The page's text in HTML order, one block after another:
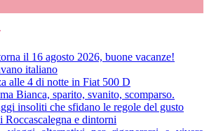
il 16 agosto 2026, buone vacanze!
italiano
alle 4 di notte in Fiat 500 D
Bianca, sparito, svanito, scomparso.
insoliti che sfidano le regole del gusto
e dintorni